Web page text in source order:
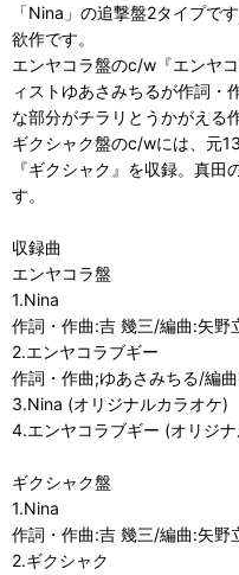
「Nina」の追撃盤2タイプで
欲作です。
エンヤコラ盤のc/w『エンヤ
ィストゆあさみちるが作詞・
な部分がチラリとうかがえる
ギクシャク盤のc/wには、元
『ギクシャク』を収録。真田
す。
収録曲
エンヤコラ盤
1.Nina
作詞・作曲:吉 幾三/編曲:矢野
2.エンヤコラブギー
作詞・作曲;ゆあさみちる/編
3.Nina (オリジナルカラオケ)
4.エンヤコラブギー (オリジ
ギクシャク盤
1.Nina
作詞・作曲:吉 幾三/編曲:矢野
2.ギクシャク